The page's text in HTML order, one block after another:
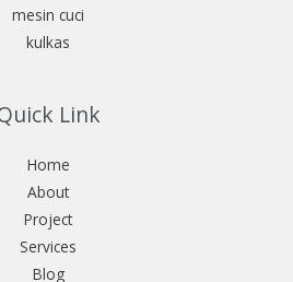
mesin cuci
kulkas
Link
Home
About
Project
Services
Blog